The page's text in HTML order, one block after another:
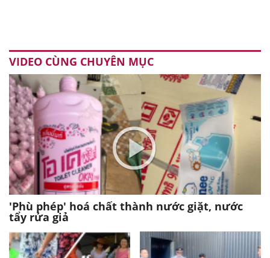
VIDEO CÙNG CHUYÊN MỤC
'Phù phép' hoá chất thành nước giặt, nước
tẩy rửa giả